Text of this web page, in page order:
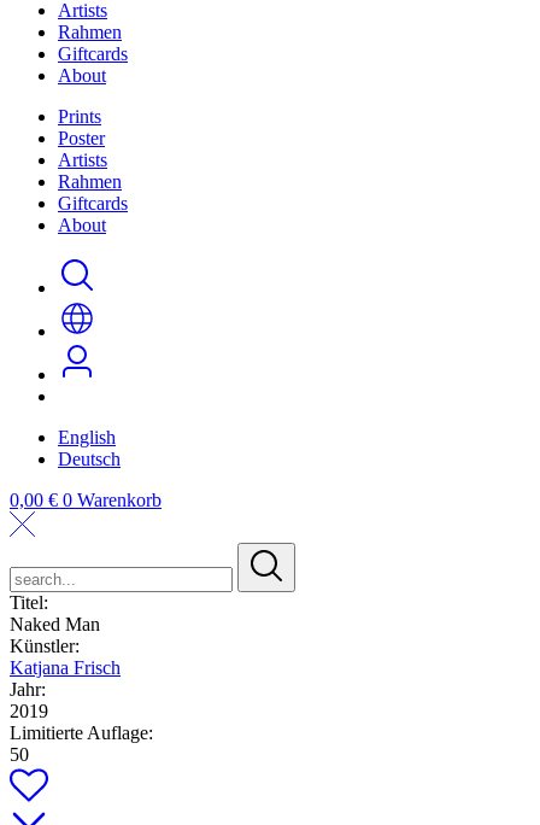
Artists
Rahmen
Giftcards
About
Prints
Poster
Artists
Rahmen
Giftcards
About
English
Deutsch
0,00 € 0 Warenkorb
Titel:
Naked Man
Künstler:
Katjana Frisch
Jahr:
2019
Limitierte Auflage:
50